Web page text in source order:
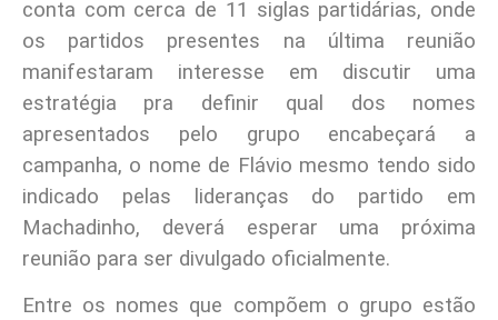
conta com cerca de 11 siglas partidárias, onde
os partidos presentes na última reunião
manifestaram interesse em discutir uma
estratégia pra definir qual dos nomes
apresentados pelo grupo encabeçará a
campanha, o nome de Flávio mesmo tendo sido
indicado pelas lideranças do partido em
Machadinho, deverá esperar uma próxima
reunião para ser divulgado oficialmente.
Entre os nomes que compõem o grupo estão